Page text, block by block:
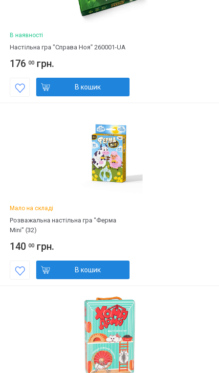
В наявності
Настільна гра "Справа Ноя" 260001-UA
176 00 грн.
В кошик
Мало на складі
Розважальна настільна гра "Ферма
Mini" (32)
140 00 грн.
В кошик